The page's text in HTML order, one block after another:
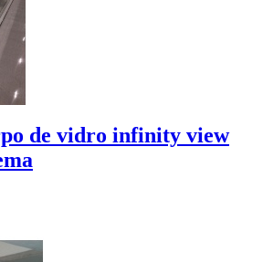
de vidro infinity view